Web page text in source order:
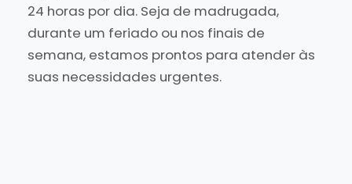
24 horas por dia. Seja de madrugada,
durante um feriado ou nos finais de
semana, estamos prontos para atender às
suas necessidades urgentes.